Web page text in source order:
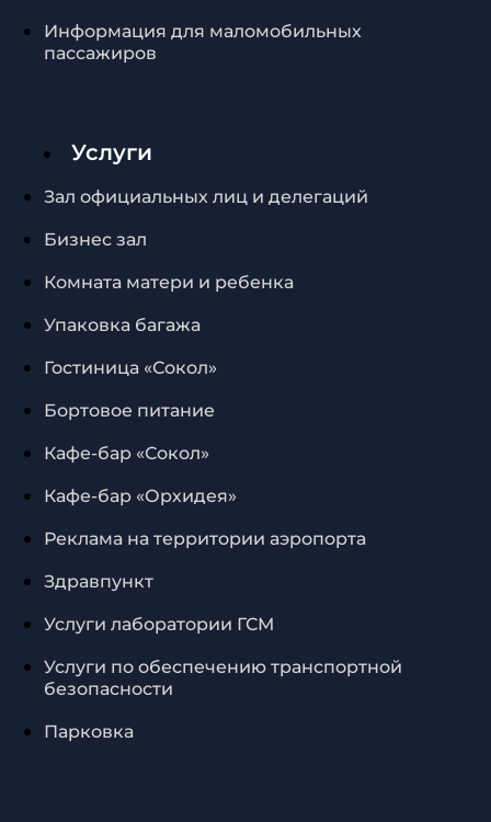
Информация для маломобильных
пассажиров
Услуги
Зал официальных лиц и делегаций
Бизнес зал
Комната матери и ребенка
Упаковка багажа
Гостиница «Сокол»
Бортовое питание
Кафе-бар «Сокол»
Кафе-бар «Орхидея»
Реклама на территории аэропорта
Здравпункт
Услуги лаборатории ГСМ
Услуги по обеспечению транспортной
безопасности
Парковка